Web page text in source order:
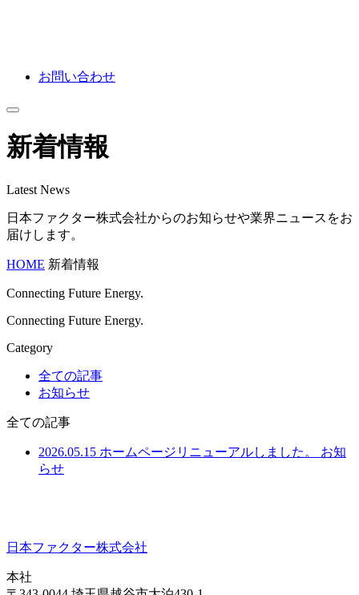
お問い合わせ
新着情報
Latest News
日本ファクター株式会社からのお知らせや業界ニュースをお
届けします。
HOME 新着情報
Connecting Future Energy.
Connecting Future Energy.
Category
全ての記事
お知らせ
全ての記事
2026.05.15 ホームページリニューアルしました。 お知
らせ
日本ファクター株式会社
本社